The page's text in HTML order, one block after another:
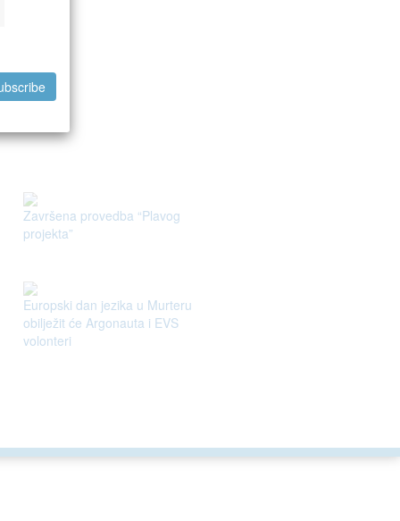
Završena provedba “Plavog
projekta”
Europski dan jezika u Murteru
obilježit će Argonauta i EVS
volonteri